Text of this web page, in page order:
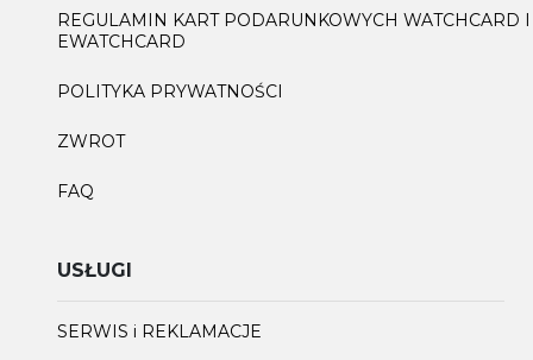
REGULAMIN KART PODARUNKOWYCH WATCHCARD I
EWATCHCARD
POLITYKA PRYWATNOŚCI
ZWROT
FAQ
USŁUGI
SERWIS i REKLAMACJE